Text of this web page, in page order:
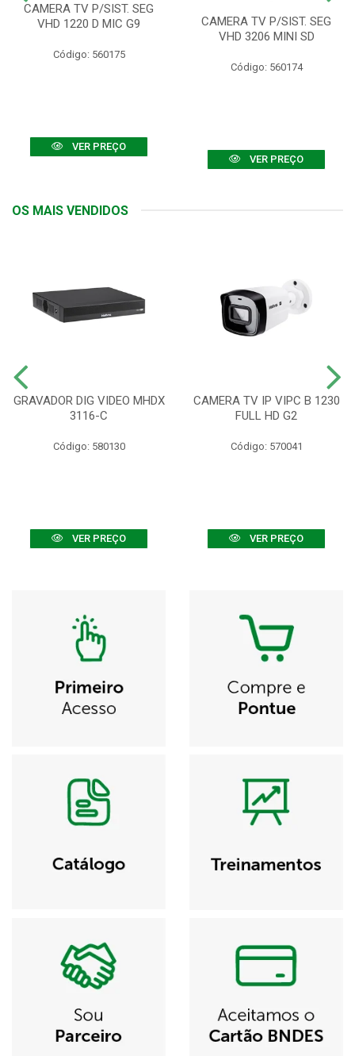
CAMERA TV P/SIST. SEG
VHD 1220 D MIC G9
Código: 560175
VER PREÇO
CAMERA TV P/SIST. SEG
VHD 3206 MINI SD
Código: 560174
VER PREÇO
OS MAIS VENDIDOS
GRAVADOR DIG VIDEO MHDX
3116-C
Código: 580130
VER PREÇO
CAMERA TV IP VIPC B 1230
FULL HD G2
Código: 570041
VER PREÇO